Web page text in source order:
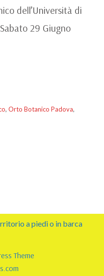
dell’Università di
29 Giugno
, Orto Botanico Padova,
a piedi o in barca
Theme